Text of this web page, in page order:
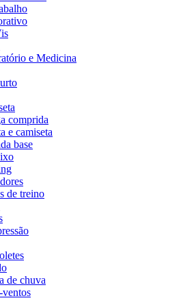
e Medicina
comprida
e camiseta
base
de treino
de chuva